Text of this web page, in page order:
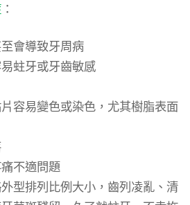
：
會導致牙周病
蛀牙或牙齒敏感
容易變色或染色，尤其樹脂表面
不適問題
型排列比例大小，齒列凌亂、清